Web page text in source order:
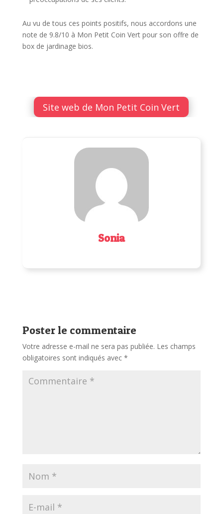
Au vu de tous ces points positifs, nous accordons une
note de 9.8/10 à Mon Petit Coin Vert pour son offre de
box de jardinage bios.
Site web de Mon Petit Coin Vert
Sonia
Poster le commentaire
Votre adresse e-mail ne sera pas publiée. Les champs
obligatoires sont indiqués avec *